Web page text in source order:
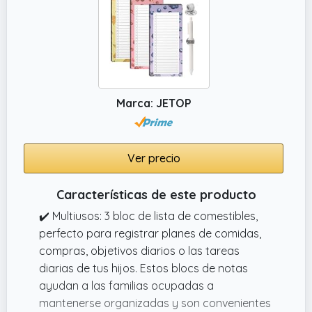
✔️ Contamos con artículos de papelería y de
hogar diseñados para estimular tus sentidos
y despertar tu creatividad. Con cada
producto, te invitamos a sumergirte en un
mundo de posibilidades, donde tus ideas
pueden fluir libremente y tus metas pueden
tomar forma ¡Sumérgete en un mundo de
Marca: JETOP
Ver precio
Características de este producto
✔️ Multiusos: 3 bloc de lista de comestibles,
perfecto para registrar planes de comidas,
compras, objetivos diarios o las tareas
diarias de tus hijos. Estos blocs de notas
ayudan a las familias ocupadas a
mantenerse organizadas y son convenientes